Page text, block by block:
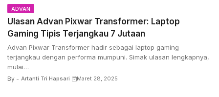
ADVAN
Ulasan Advan Pixwar Transformer: Laptop
Gaming Tipis Terjangkau 7 Jutaan
Advan Pixwar Transformer hadir sebagai laptop gaming
terjangkau dengan performa mumpuni. Simak ulasan lengkapnya,
mulai…
By - Artanti Tri Hapsari Maret 28, 2025